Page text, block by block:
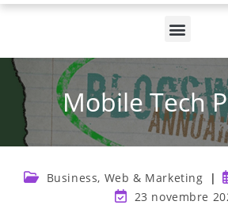
Mobile Tech
Business, Web & Marketing
23 novembre